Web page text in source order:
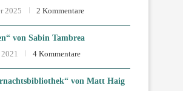
2025
2 Kommentare
von Sabin Tambrea
4 Kommentare
von Matt Haig